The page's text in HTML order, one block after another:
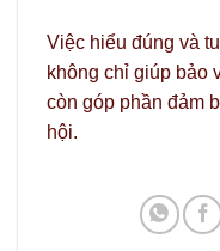
Việc hiểu đúng và
không chỉ giúp bảo
còn góp phần đảm
hội.